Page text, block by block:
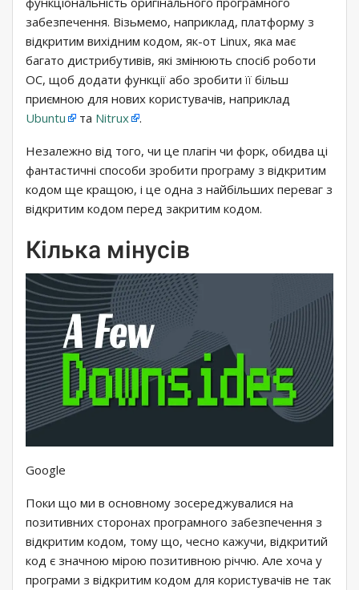
забезпечення. Візьмемо, наприклад, платформу з
відкритим вихідним кодом, як-от Linux, яка має
багато дистрибутивів, які змінюють спосіб роботи
ОС, щоб додати функції або зробити її більш
приємною для нових користувачів, наприклад
Ubuntu
та Nitrux .
Незалежно від того, чи це плагін чи форк, обидва ці
фантастичні способи зробити програму з відкритим
кодом ще кращою, і це одна з найбільших переваг з
відкритим кодом перед закритим кодом.
Кілька мінусів
Google
Поки що ми в основному зосереджувалися на
позитивних сторонах програмного забезпечення з
відкритим кодом, тому що, чесно кажучи, відкритий
код є значною мірою позитивною річчю. Але хоча у
програми з відкритим кодом для користувачів не так